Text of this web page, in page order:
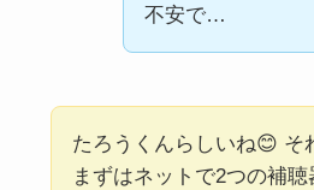
不安で…
たろうくんらしいね😊 そ
まずはネットで2つの補聴